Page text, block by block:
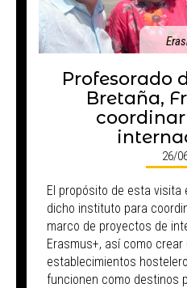
Profesorado
Bretaña,
26/
El propósito de esta
dicho instituto para
marco de proyectos de
Erasmus+, así como crear
establecimientos
funcionen como destinos